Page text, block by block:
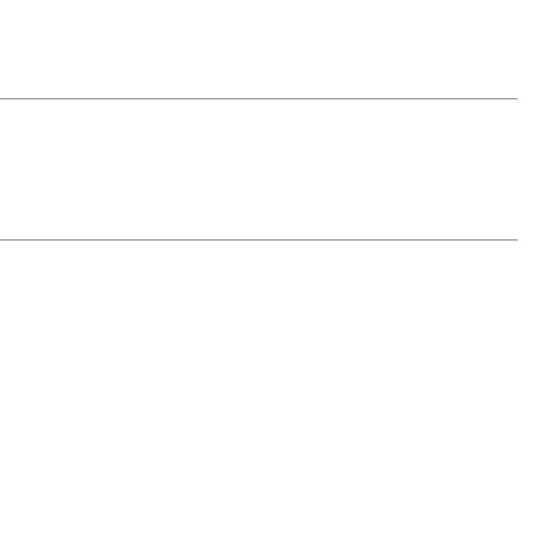
Vipps, Klarna och Google Pay.
debiteras kortet/fakturan.